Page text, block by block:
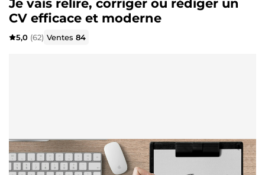
Je vais relire, corriger ou rédiger un
CV efficace et moderne
5,0 (62) Ventes84